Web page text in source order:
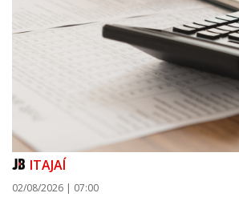
ITAJAÍ
02/08/2026 | 07:00